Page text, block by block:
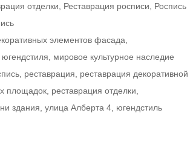
отделки Реставрация росписи
Роспись
элементов фасада
мировое культурное наследие
реставрация
реставрация декоративной
площадок реставрация отделки
здания улица Алберта 4 югендстиль